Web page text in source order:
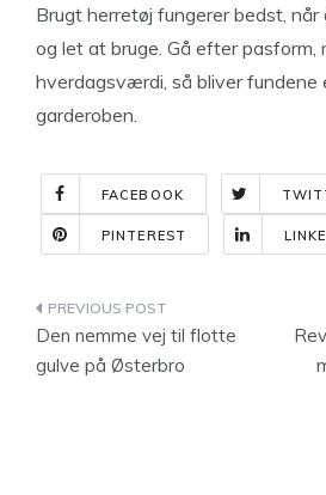
Brugt herretøj fungerer bedst,
og let at bruge. Gå efter pasform,
hverdagsværdi, så bliver fundene
garderoben.
FACEBOOK
PINTEREST
Indlægsnavigation
Den nemme vej til flotte
gulve på Østerbro